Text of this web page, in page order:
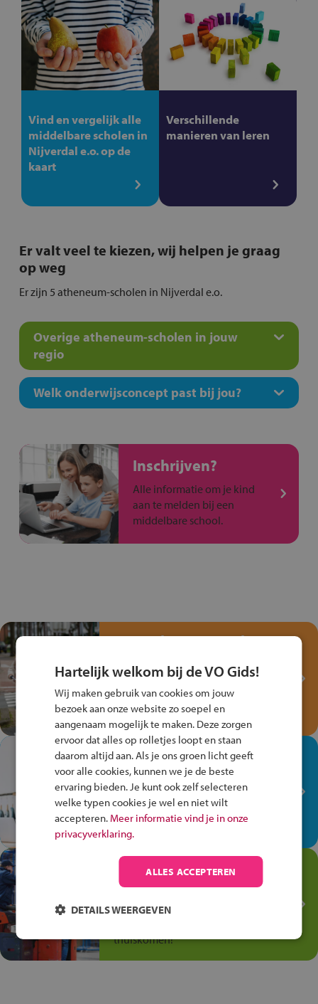
Vind en vergelijk alle
middelbare scholen in
Nijverdal e.o. op de
kaart
Verschillende
manieren van leren
Er valt veel te kiezen, wij helpen je graag
op weg
Er zijn 5 atheneum-scholen in Nijverdal e.o.
Overige atheneum-scholen in jouw
regio
Welk onderwijsconcept past bij jou?
Inschrijven?
Alle informatie om je kind
aan te melden bij een
middelbare school.
Test je kennis met het
Verkeersspel!
Speel het Fiets Veilig Verkeersspel
en win een Cortina-fiets!
In de winkel ben je op je
plek!
Ontdek via het vmbo jouw talent
op de winkelvloer, waar elke dag
anders is!
Jouw talent in de
Transport en Logistiek
Kies voor vmbo Transport en
thuiskomen!
Hartelijk welkom bij de VO Gids!
Wij maken gebruik van cookies om jouw
bezoek aan onze website zo soepel en
aangenaam mogelijk te maken. Deze zorgen
ervoor dat alles op rolletjes loopt en staan
daarom altijd aan. Als je ons groen licht geeft
voor alle cookies, kunnen we je de beste
ervaring bieden. Je kunt ook zelf selecteren
welke typen cookies je wel en niet wilt
accepteren. Meer informatie vind je in onze
privacyverklaring.
ALLES ACCEPTEREN
DETAILS WEERGEVEN